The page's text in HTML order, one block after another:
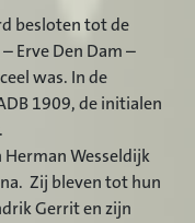
besloten tot de
Erve Den Dam –
was. In de
1909, de initialen
Wesseldijk
Zij bleven tot hun
Gerrit en zijn